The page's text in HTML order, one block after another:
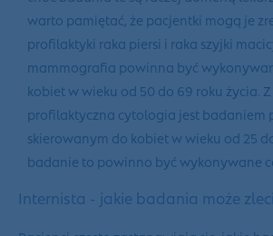
warto pamiętać, że pacjentki mogą je
profilaktyki raka piersi i raka szyjki
mammografia powinna być
kobiet w wieku od 50 do 69 roku życia.
profilaktyczna cytologia jest badaniem
skierowanym do kobiet w wieku od 25
badanie to powinno być wykonywane
Internista - jakie badania może